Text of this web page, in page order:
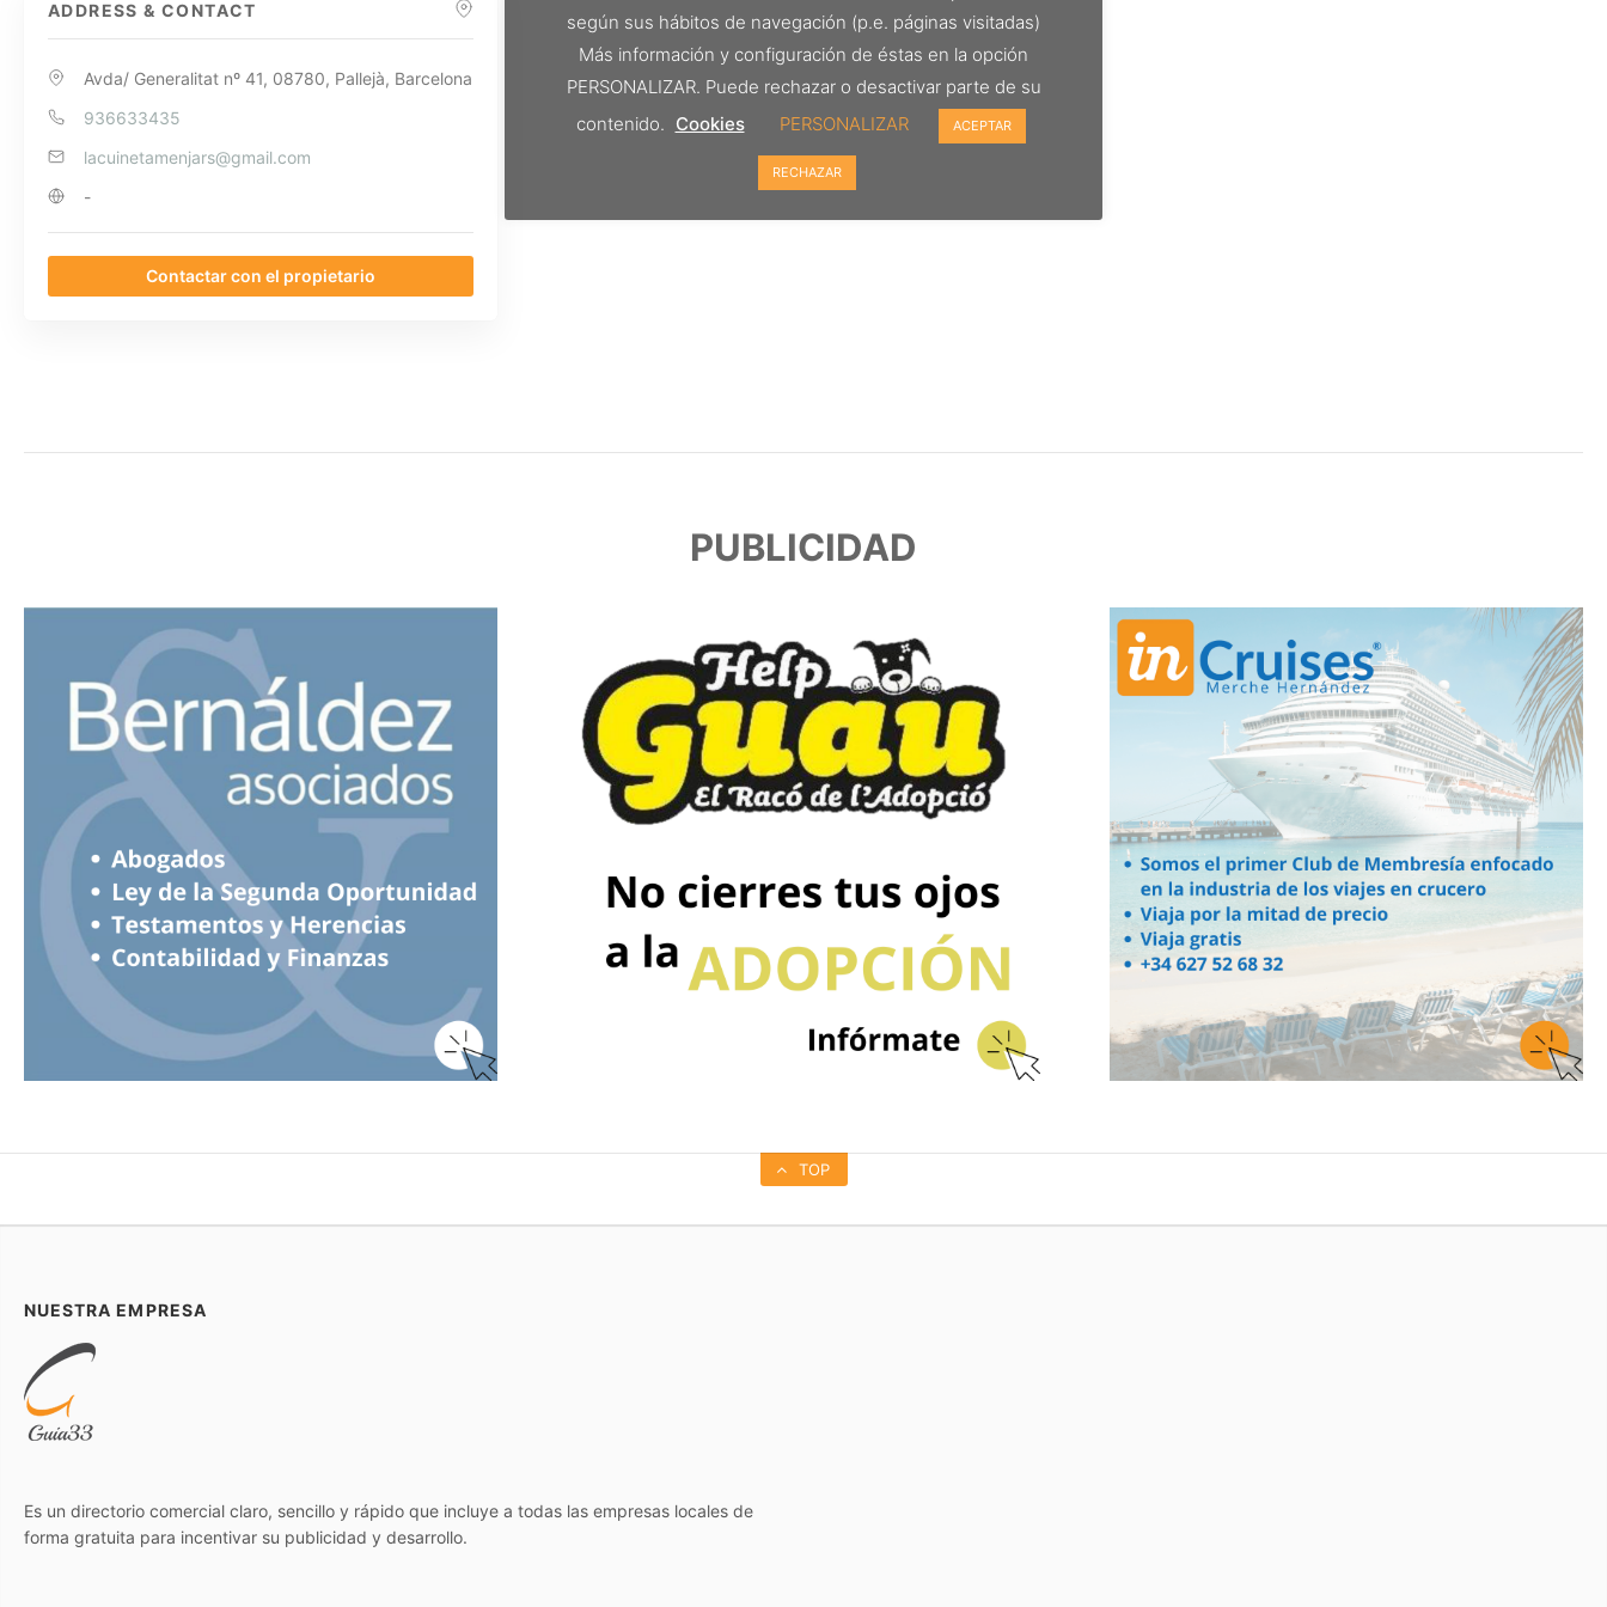
ADDRESS & CONTACT
Avda/ Generalitat nº 41, 08780, Pallejà, Barcelona
936633435
lacuinetamenjars@gmail.com
-
Contactar con el propietario
PUBLICIDAD
TOP
NUESTRA EMPRESA
Es un directorio comercial claro, sencillo y rápido que incluye a todas las empresas locales de
forma gratuita para incentivar su publicidad y desarrollo.
según sus hábitos de navegación (p.e. páginas visitadas)
Más información y configuración de éstas en la opción
PERSONALIZAR. Puede rechazar o desactivar parte de su
contenido. Cookies PERSONALIZAR ACEPTAR
RECHAZAR